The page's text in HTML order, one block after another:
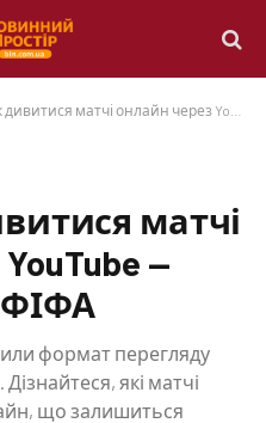
матчі онлайн через YouTube — нові правила ФІФА
матчі
—
ФІФА
формат перегляду
які матчі
що залишиться